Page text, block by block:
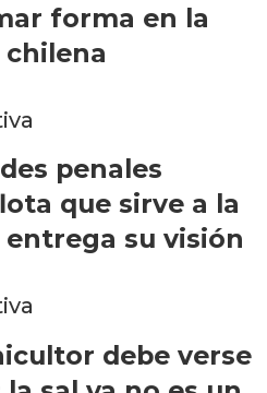
forma en la
penales
que sirve a la
su visión
debe verse